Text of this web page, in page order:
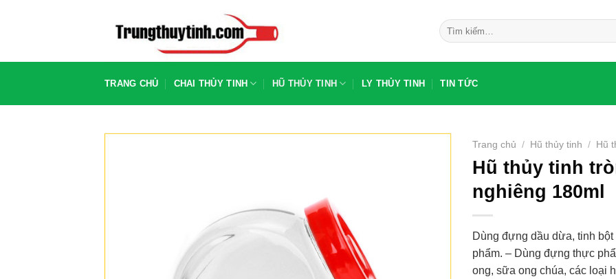
dung
Tìm
kiếm:
TRANG CHỦ CHAI THỦY TINH HŨ THỦY TINH LY THỦY TINH TIN TỨC
Trang chủ / Hũ thủy tinh / Hũ
Hũ thủy tinh
nghiêng 180ml
Dùng đựng dầu dừa, tinh bột
phẩm. – Dùng đựng thực
ong, sữa ong chúa, các loại